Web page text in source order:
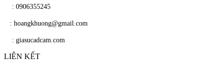
: 0906355245
​ : hoangkhuong@gmail.com
: giasucadcam.com
LIÊN KẾT